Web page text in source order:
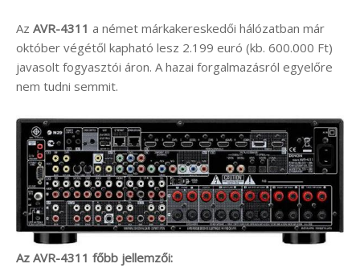
Az AVR-4311 a német márkakereskedői hálózatban már
október végétől kapható lesz 2.199 euró (kb. 600.000 Ft)
javasolt fogyasztói áron. A hazai forgalmazásról egyelőre
nem tudni semmit.
Az AVR-4311 főbb jellemzői: